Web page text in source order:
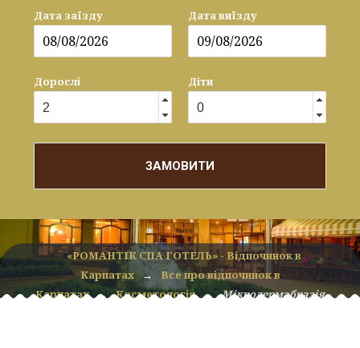
Дата заїзду Дата виїзду
Дорослі Діти
ЗАМОВИТИ
«РОМАНТІК СПА ГОТЕЛЬ» - Відпочинок в
Карпатах →
Все про відпочинок в
Карпатах → Косметологія → Мікродермабразія